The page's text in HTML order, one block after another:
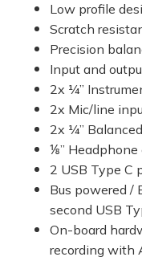
Low profile
Scratch
Precision
Input and
2x ¼”
2x Mic/line
2x ¼”
⅛” Headphone
2 USB Type C
Bus powered /
second USB
On-board
recording with